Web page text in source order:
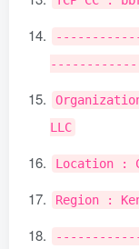
LLC
Location :
Region :